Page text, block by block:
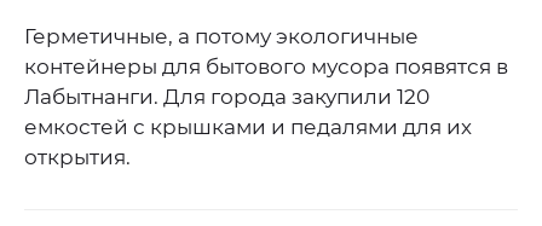
Герметичные, а потому экологичные
контейнеры для бытового мусора появятся в
Лабытнанги. Для города закупили 120
емкостей с крышками и педалями для их
открытия.